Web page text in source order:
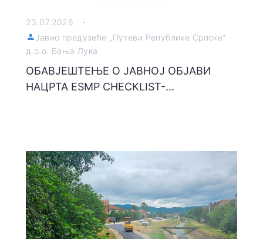
23.07.2026.
Јавно предузеће „Путеви Републике Српске“
д.о.о. Бања Лука
ОБАВЈЕШТЕЊЕ О ЈАВНОЈ ОБЈАВИ
НАЦРТА ESMP CHECKLIST-...